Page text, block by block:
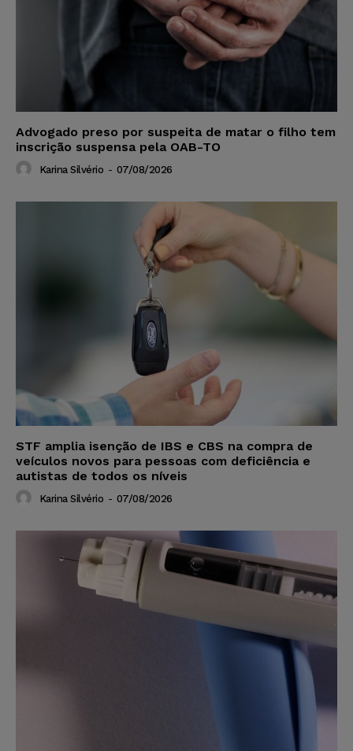
Advogado preso por suspeita de matar o filho tem
inscrição suspensa pela OAB-TO
Karina Silvério - 07/08/2026
STF amplia isenção de IBS e CBS na compra de
veículos novos para pessoas com deficiência e
autistas de todos os níveis
Karina Silvério - 07/08/2026